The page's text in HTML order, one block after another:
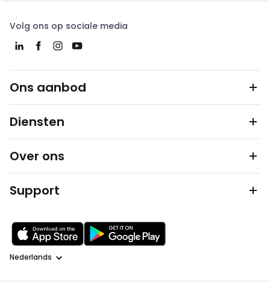
Volg ons op sociale media
Ons aanbod
Diensten
Over ons
Support
Taal